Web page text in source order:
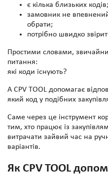
є кілька близьких кодів;
замовник не
обрати;
потрібно швидко
Простими словами,
питання:
які коди існують?
А CPV TOOL допомагає
який код у подібних
Саме через це інструмент
тим, хто працює із
витрачати зайвий час на
варіантів.
Як CPV TOOL